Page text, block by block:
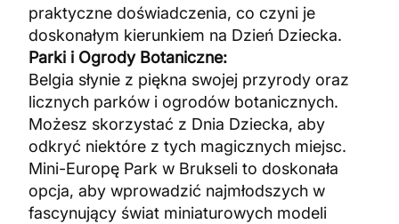
praktyczne doświadczenia, co czyni je
doskonałym kierunkiem na Dzień Dziecka.
Parki i Ogrody Botaniczne:
Belgia słynie z piękna swojej przyrody oraz
licznych parków i ogrodów botanicznych.
Możesz skorzystać z Dnia Dziecka, aby
odkryć niektóre z tych magicznych miejsc.
Mini-Europę Park w Brukseli to doskonała
opcja, aby wprowadzić najmłodszych w
fascynujący świat miniaturowych modeli